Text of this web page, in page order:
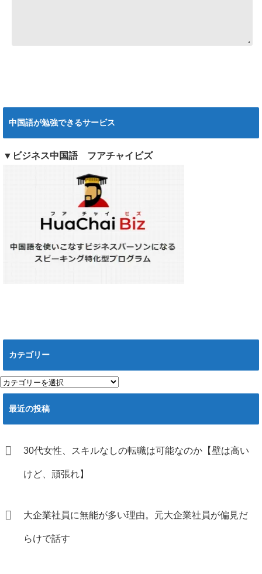
中国語が勉強できるサービス
▼ビジネス中国語 フアチャイビズ
カテゴリー
カ
テ
最近の投稿
30代女性、スキルなしの転職は可能なのか【壁は高い
けど、頑張れ】
大企業社員に無能が多い理由。元大企業社員が偏見だ
らけで話す